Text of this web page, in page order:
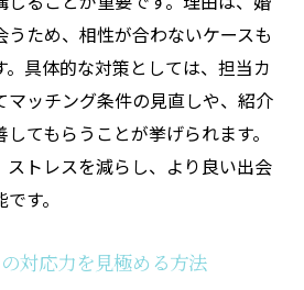
ため、相性が合わないケースも
具体的な対策としては、担当カ
マッチング条件の見直しや、紹介
てもらうことが挙げられます。
ストレスを減らし、より良い出会
す。
対応力を見極める方法